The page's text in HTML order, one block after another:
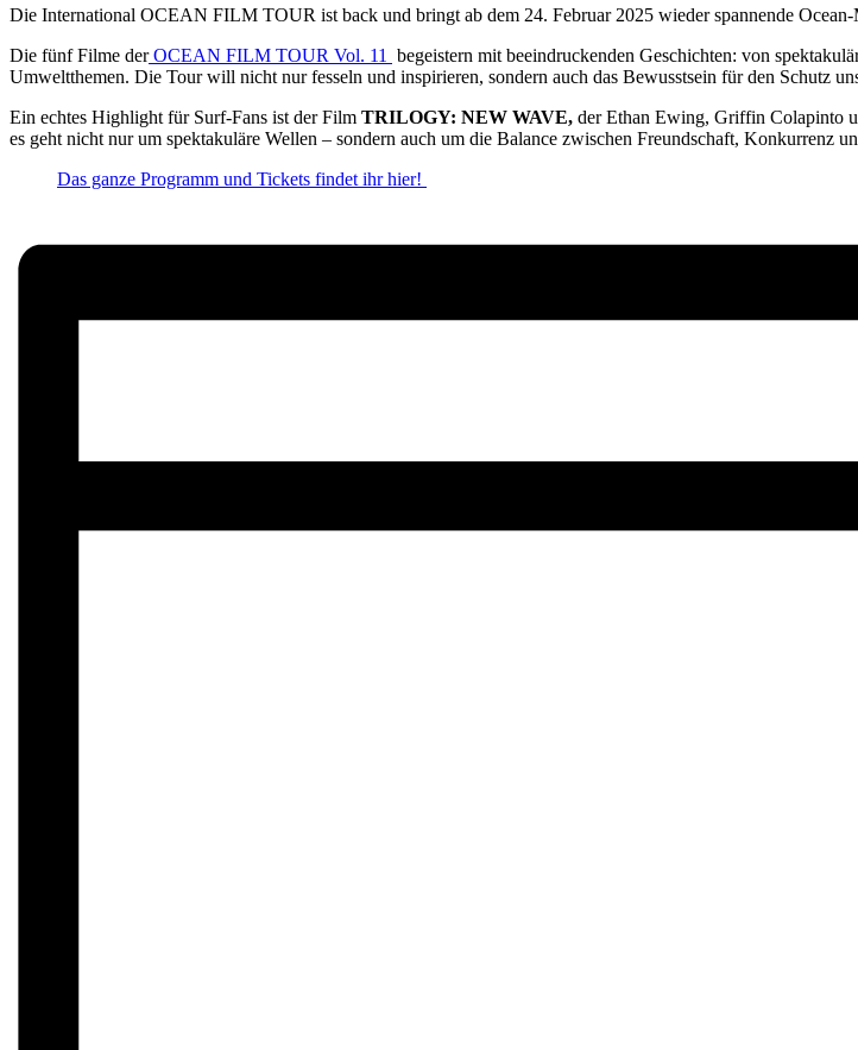
Die International OCEAN FILM TOUR ist back und bringt ab dem 24. Februar 2025 wieder spannende
Die fünf Filme derOCEAN FILM TOUR Vol. 11
begeistern mit beeindruckenden Geschichten: von
Umweltthemen. Die Tour will nicht nur fesseln und inspirieren, sondern auch das Bewusstsein für den Schutz
Ein echtes Highlight für Surf-Fans ist der Film TRILOGY: NEW WAVE, der Ethan Ewing, Griffin Colapinto
es geht nicht nur um spektakuläre Wellen – sondern auch um die Balance zwischen Freundschaft, Konkurrenz
Das ganze Programm und Tickets findet ihr hier!